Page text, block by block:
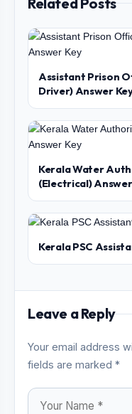
Assistant Prison
Driver) Answer
Kerala Water
(Electrical)
Kerala PSC
Leave a Reply
Your email address
fields are marked *